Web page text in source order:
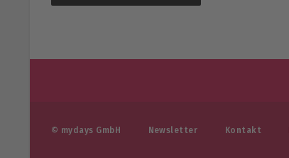
© mydays GmbH Newsletter Kontakt